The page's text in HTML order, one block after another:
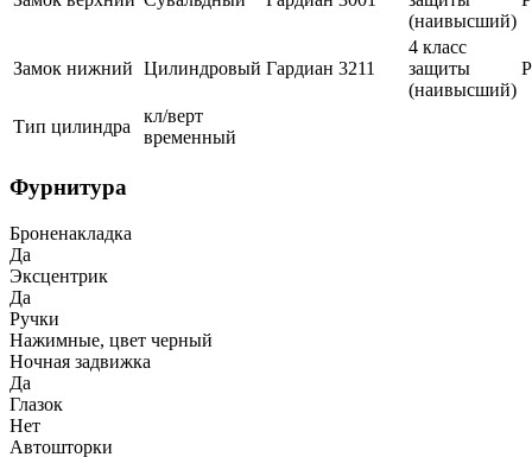
(наивысший)
Замок нижний Цилиндровый Гардиан 3211
4 класс
защиты
(наивысший)
Тип цилиндра
кл/верт
временный
Фурнитура
Броненакладка
Да
Эксцентрик
Да
Ручки
Нажимные, цвет черный
Ночная задвижка
Да
Глазок
Нет
Автошторки